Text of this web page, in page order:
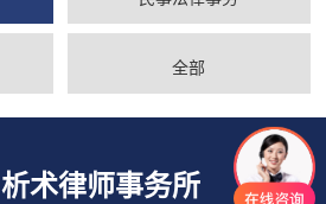
全部
析术律师事务所